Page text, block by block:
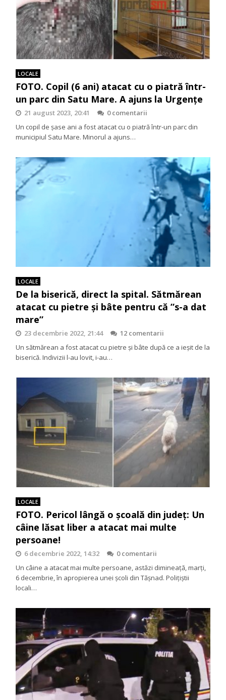
LOCALE
FOTO. Copil (6 ani) atacat cu o piatră într-
un parc din Satu Mare. A ajuns la Urgențe
21 august 2023, 20:41
0 comentarii
Un copil de șase ani a fost atacat cu o piatră într-un parc din
municipiul Satu Mare. Minorul a ajuns…
LOCALE
De la biserică, direct la spital. Sătmărean
atacat cu pietre și bâte pentru că ”s-a dat
mare”
23 decembrie 2022, 21:44
12 comentarii
Un sătmărean a fost atacat cu pietre și bâte după ce a ieșit de la
biserică. Indivizii l-au lovit, i-au…
LOCALE
FOTO. Pericol lângă o școală din județ: Un
câine lăsat liber a atacat mai multe
persoane!
6 decembrie 2022, 14:32
0 comentarii
Un câine a atacat mai multe persoane, astăzi dimineață, marți,
6 decembrie, în apropierea unei școli din Tășnad. Polițiștii
locali…